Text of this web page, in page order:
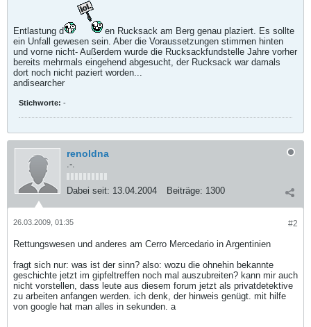
Entlastung d
en Rucksack am Berg genau plaziert. Es sollte
ein Unfall gewesen sein. Aber die Voraussetzungen stimmen hinten
und vorne nicht- Außerdem wurde die Rucksackfundstelle Jahre vorher
bereits mehrmals eingehend abgesucht, der Rucksack war damals
dort noch nicht paziert worden...
andisearcher
Stichworte: -
renoldna
.-.
Dabei seit: 13.04.2004 Beiträge: 1300
#2
26.03.2009, 01:35
Rettungswesen und anderes am Cerro Mercedario in Argentinien
fragt sich nur: was ist der sinn? also: wozu die ohnehin bekannte
geschichte jetzt im gipfeltreffen noch mal auszubreiten? kann mir auch
nicht vorstellen, dass leute aus diesem forum jetzt als privatdetektive
zu arbeiten anfangen werden. ich denk, der hinweis genügt. mit hilfe
von google hat man alles in sekunden. a